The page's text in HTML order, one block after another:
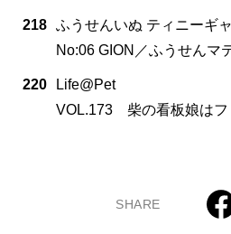
218 ふうせんいぬ ティニーギ
No:06 GION／ふうせんマ
220
Life@Pet
VOL.173 柴の看板娘はフ
SHARE